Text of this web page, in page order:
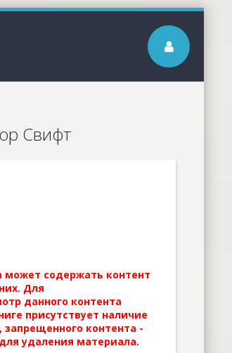
Свифт
может содержать контент
Для
данного контента
присутствует наличие
запрещенного контента -
удаления материала.